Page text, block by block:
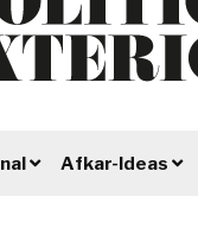
Afkar-Ideas